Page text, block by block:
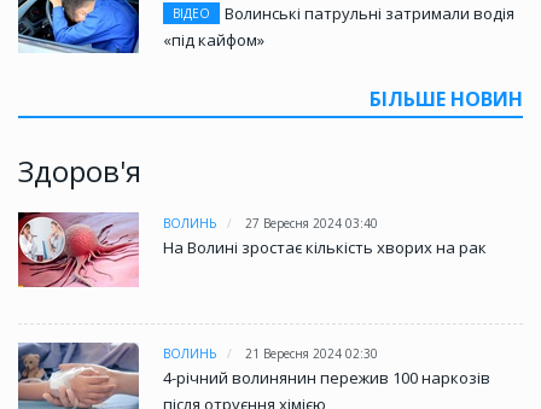
ВІДЕО
Волинські патрульні затримали водія
«під кайфом»
БІЛЬШЕ НОВИН
Здоров'я
ВОЛИНЬ 27 Вересня 2024 03:40
На Волині зростає кількість хворих на рак
ВОЛИНЬ 21 Вересня 2024 02:30
4-річний волинянин пережив 100 наркозів
після отруєння хімією